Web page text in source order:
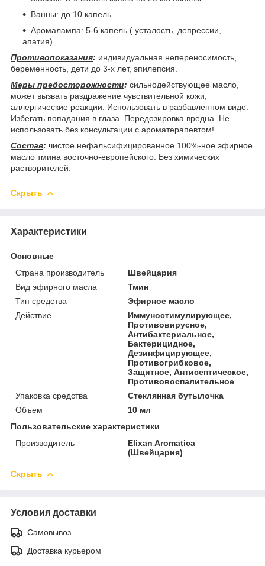
Ванны: до 10 капель
Аромалампа: 5-6 капель ( усталость, депрессии,
апатия)
Противопоказания: индивидуальная непереносимость,
беременность, дети до 3-х лет, эпилепсия.
Меры предосторожности: сильнодействующее масло,
может вызвать раздражение чувствительной кожи,
аллергические реакции. Использовать в разбавленном виде.
Избегать попадания в глаза. Передозировка вредна. Не
использовать без консультации с ароматерапевтом!
Состав: чистое нефальсифицированное 100%-ное эфирное
масло тмина восточно-европейского. Без химических
растворителей.
Скрыть
Характеристики
Основные
Страна производитель
Швейцария
Вид эфирного масла
Тмин
Тип средства
Эфирное масло
Действие
Иммуностимулирующее,
Противовирусное,
Антибактериальное,
Бактерицидное,
Дезинфицирующее,
Противогрибковое,
Защитное, Антисептическое,
Противовоспалительное
Упаковка средства
Стеклянная бутылочка
Объем
10 мл
Пользовательские характеристики
Производитель
Elixan Aromatica
(Швейцария)
Скрыть
Условия доставки
Самовывоз
Доставка курьером